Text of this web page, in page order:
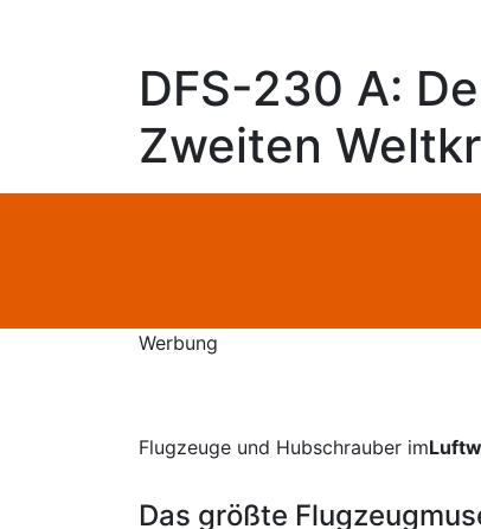
DFS-230 A:
Zweiten
Werbung
Flugzeuge und Hubschrauber im
Das größte